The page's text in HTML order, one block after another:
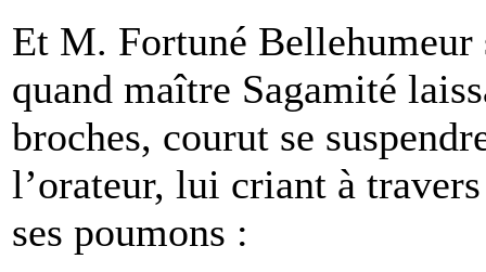
Et M. Fortuné Bellehumeur
quand maître Sagamité
broches, courut se
l’orateur, lui criant à
ses poumons :